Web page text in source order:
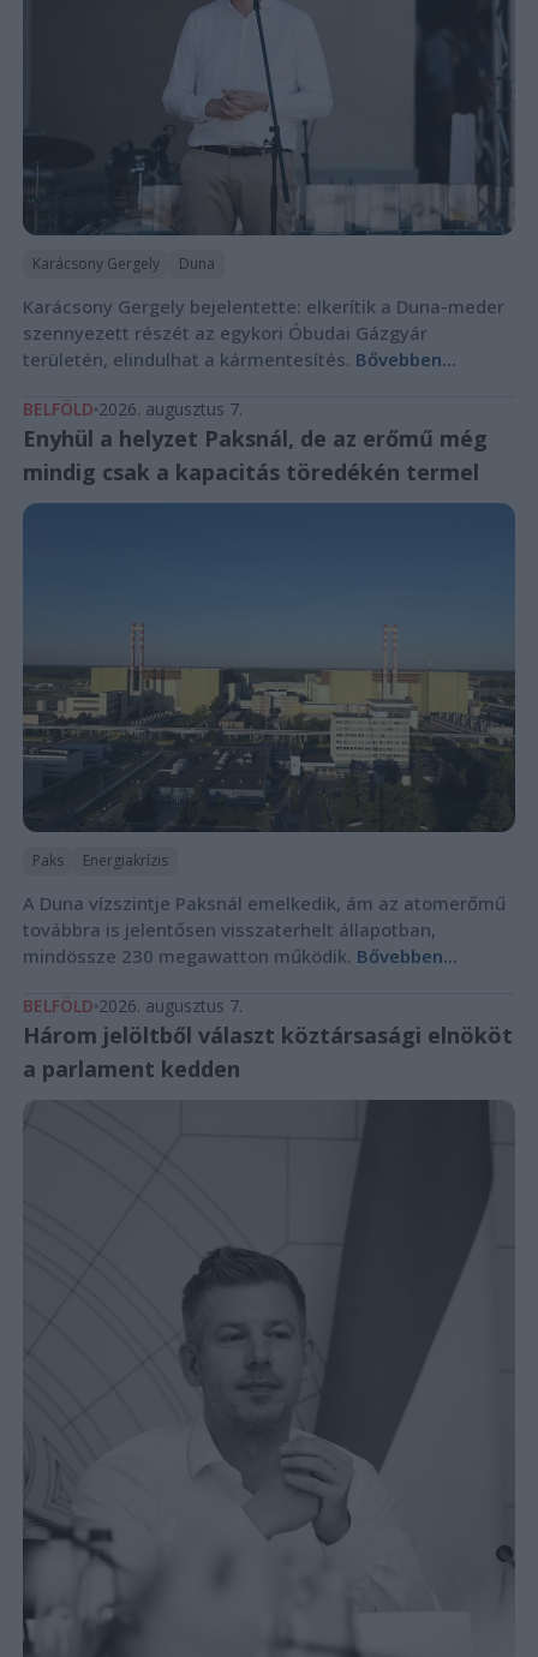
Karácsony Gergely Duna
Karácsony Gergely bejelentette: elkerítik a Duna-meder
szennyezett részét az egykori Óbudai Gázgyár
területén, elindulhat a kármentesítés. Bővebben...
BELFÖLD 2026. augusztus 7.
Enyhül a helyzet Paksnál, de az erőmű még
mindig csak a kapacitás töredékén termel
Paks Energiakrízis
A Duna vízszintje Paksnál emelkedik, ám az atomerőmű
továbbra is jelentősen visszaterhelt állapotban,
mindössze 230 megawatton működik. Bővebben...
BELFÖLD 2026. augusztus 7.
Három jelöltből választ köztársasági elnököt
a parlament kedden